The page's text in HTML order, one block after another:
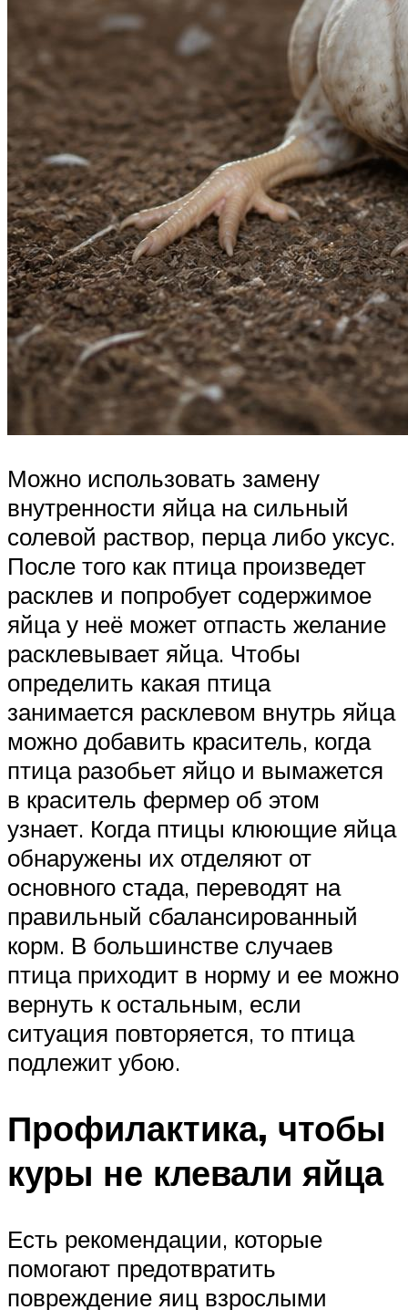
Можно использовать замену
внутренности яйца на сильный
солевой раствор, перца либо уксус.
После того как птица произведет
расклев и попробует содержимое
яйца у неё может отпасть желание
расклевывает яйца. Чтобы
определить какая птица
занимается расклевом внутрь яйца
можно добавить краситель, когда
птица разобьет яйцо и вымажется
в краситель фермер об этом
узнает. Когда птицы клюющие яйца
обнаружены их отделяют от
основного стада, переводят на
правильный сбалансированный
корм. В большинстве случаев
птица приходит в норму и ее можно
вернуть к остальным, если
ситуация повторяется, то птица
подлежит убою.
Профилактика, чтобы
куры не клевали яйца
Есть рекомендации, которые
помогают предотвратить
повреждение яиц взрослыми